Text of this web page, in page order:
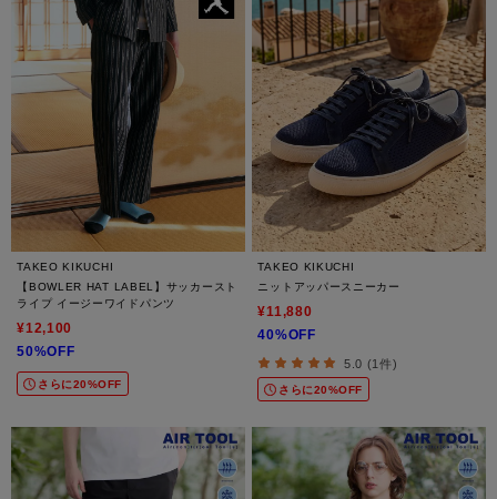
TAKEO KIKUCHI
【BOWLER HAT LABEL】サッカースト
ライプ イージーワイドパンツ
¥12,100
50%OFF
さらに20%OFF
TAKEO KIKUCHI
ニットアッパースニーカー
¥11,880
40%OFF
5.0 (1件)
さらに20%OFF